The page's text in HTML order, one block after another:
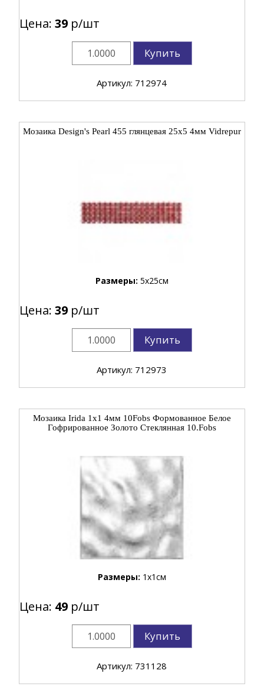
Цена: 39р/шт
Купить
Артикул: 712974
Мозаика Design's Pearl 455 глянцевая 25x5 4мм Vidrepur
Размеры: 5x25см
Цена: 39р/шт
Купить
Артикул: 712973
Мозаика Irida 1x1 4мм 10Fobs Формованное Белое
Гофрированное Золото Стеклянная 10.Fobs
Размеры: 1x1см
Цена: 49р/шт
Купить
Артикул: 731128